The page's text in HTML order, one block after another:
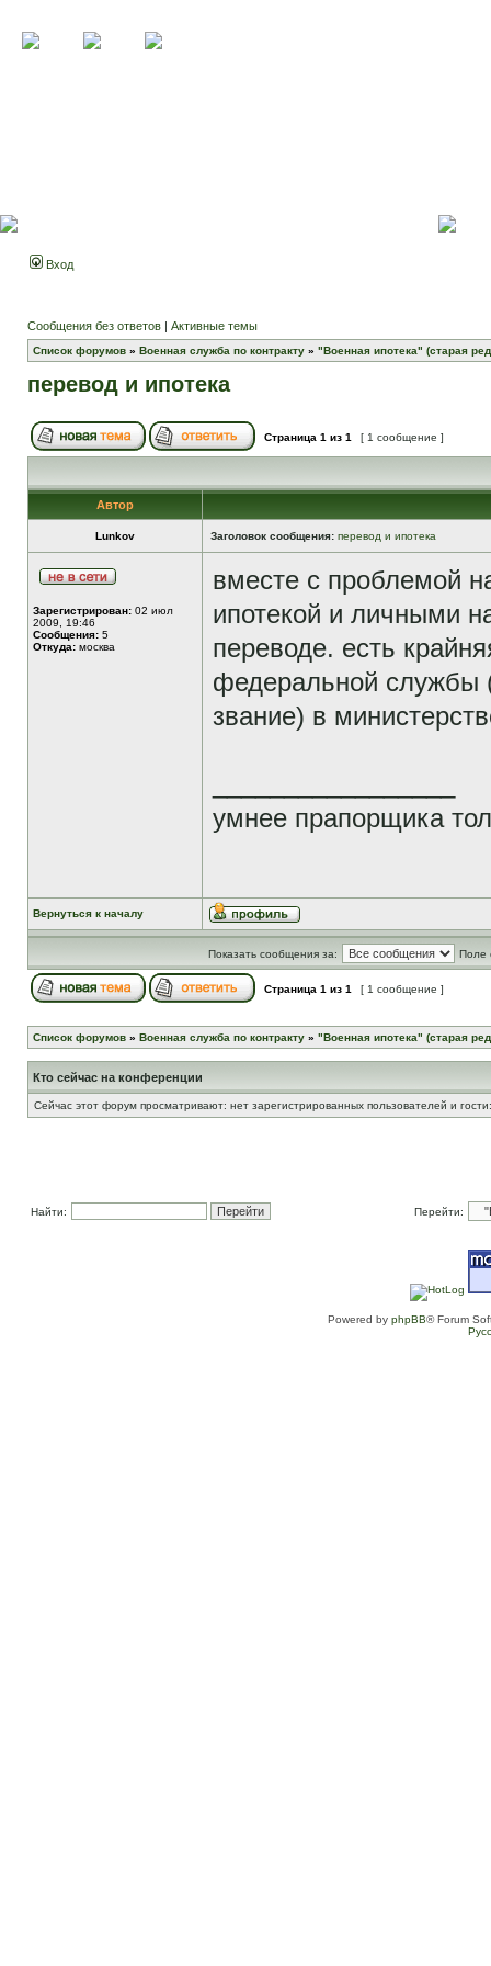
Вход
Сообщения без ответов | Активные темы
Список форумов » Военная служба по контракту » "Военная ипотека" (старая
перевод и ипотека
Страница 1 из 1 [ 1 сообщение ]
Автор
Lunkov Заголовок сообщения: перевод и ипотека
Зарегистрирован: 02 июл
2009, 19:46
Сообщения: 5
Откуда: москва
вместе с проблемой
ипотекой и личными
переводе. есть
федеральной службы
звание) в
умнее прапорщика
Вернуться к началу
Показать сообщения за: Поле
Страница 1 из 1 [ 1 сообщение ]
Список форумов » Военная служба по контракту » "Военная ипотека" (старая
Кто сейчас на конференции
Сейчас этот форум просматривают: нет зарегистрированных пользователей и
Найти: Перейти:
Powered by phpBB® Forum